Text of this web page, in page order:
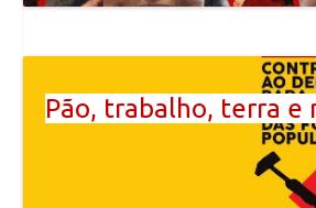
Pão, trabalho, terra e